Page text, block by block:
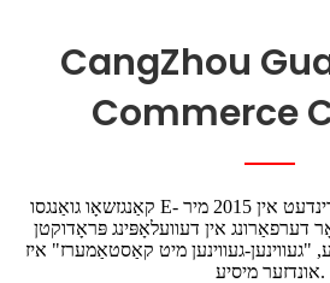
CangZhou
Commerce
קאַנגזשאָו גואַנגסו E- האַנדל קאָו, לטד איז געגרינדעט אין 2015 מיר
דערפאַרונג אין דעוועלאָפּינג פּראָדוקטן
"געווינען-געווינען מיט קאַסטאַמערז" איז
אונדזער מיסיע.